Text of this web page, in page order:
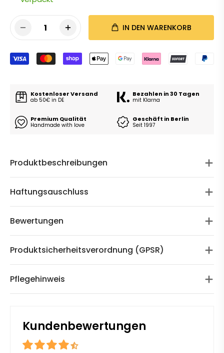
1 IN DEN WARENKORB
Kostenloser Versand
ab 50€ in DE
Bezahlen in 30 Tagen
mit Klarna
Premium Qualität
Handmade with love
Geschäft in Berlin
Seit 1997
Produktbeschreibungen
Haftungsauschluss
Bewertungen
Produktsicherheitsverordnung (GPSR)
Pflegehinweis
Kundenbewertungen